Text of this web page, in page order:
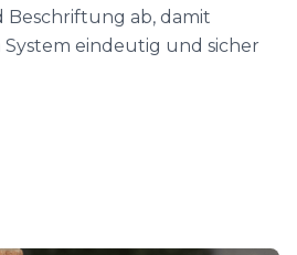
ab, damit
eindeutig und sicher